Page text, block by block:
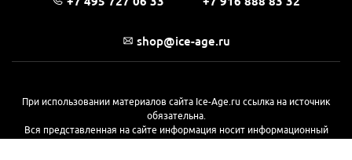
shop@ice-age.ru
При использовании материалов сайта Ice-Age.ru ссылка на источник
обязательна.
Вся представленная на сайте информация носит информационный